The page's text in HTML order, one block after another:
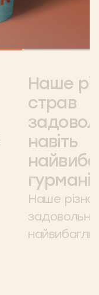
Наше
страв
навіть
Наше